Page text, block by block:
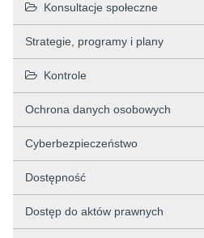
Konsultacje społeczne
Strategie, programy i plany
Kontrole
Ochrona danych osobowych
Cyberbezpieczeństwo
Dostępność
Dostęp do aktów prawnych